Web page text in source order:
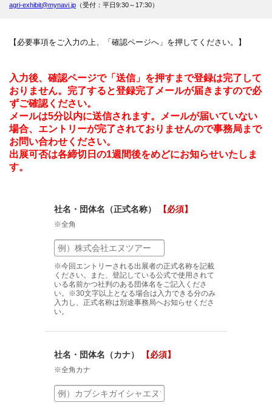
agri-exhibit@mynavi.jp （受付：平日9:30～17:30）
【必要事項をご入力の上、「確認ページへ」を押してください。】
入力後、確認ページで「送信」を押すまで登録は完了して
おりません。完了すると登録完了メールが届きますので必
ずご確認ください。
メールは5分以内に送信されます。メールが届いていない
場合、エントリーが完了されておりませんので事務局まで
お問い合わせください。
出展可否は各締切日の1週間後をめどにお知らせいたしま
す。
社名・団体名（正式名称） 【必須】
※全角
※今回エントリーされる出展者の正式名称を記載
ください。また、登記している公式で使用されて
いる名前かつ社判のある団体名をご記入くださ
い。※30文字以上となる場合は入力できる分のみ
入力し、正式名称は別途事務局へお知らせくださ
い。
社名・団体名（カナ） 【必須】
※全角カナ